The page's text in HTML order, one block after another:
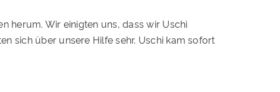
herum. Wir einigten uns, dass wir Uschi
sich über unsere Hilfe sehr. Uschi kam sofort